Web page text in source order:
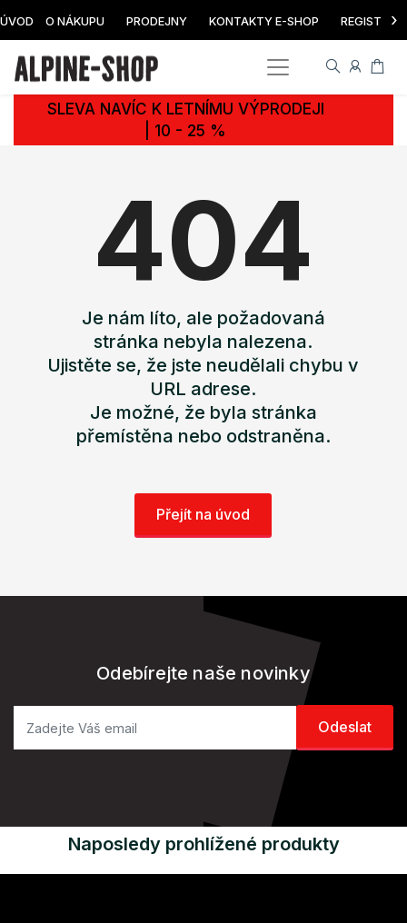
ÚVOD O NÁKUPU PRODEJNY KONTAKTY E-SHOP ›
SLEVA NAVÍC K LETNÍMU VÝPRODEJI
| 10 - 25 %
404
Je nám líto, ale požadovaná
stránka nebyla nalezena.
Ujistěte se, že jste neudělali chybu v
URL adrese.
Je možné, že byla stránka
přemístěna nebo odstraněna.
Přejít na úvod
Odebírejte naše novinky
Naposledy prohlížené produkty